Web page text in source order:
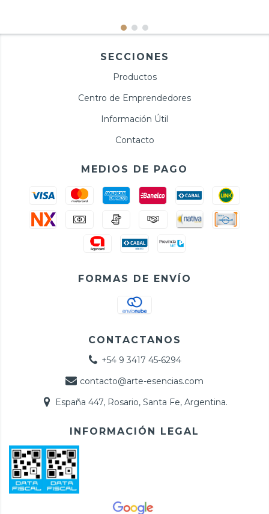
SECCIONES
Productos
Centro de Emprendedores
Información Útil
Contacto
MEDIOS DE PAGO
FORMAS DE ENVÍO
CONTACTANOS
+54 9 3417 45-6294
contacto@arte-esencias.com
España 447, Rosario, Santa Fe, Argentina.
INFORMACIÓN LEGAL